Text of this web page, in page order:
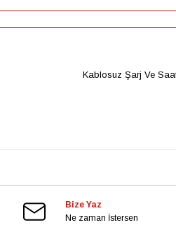
Kablosuz Şarj Ve
Bize Yaz
Ne zaman İstersen